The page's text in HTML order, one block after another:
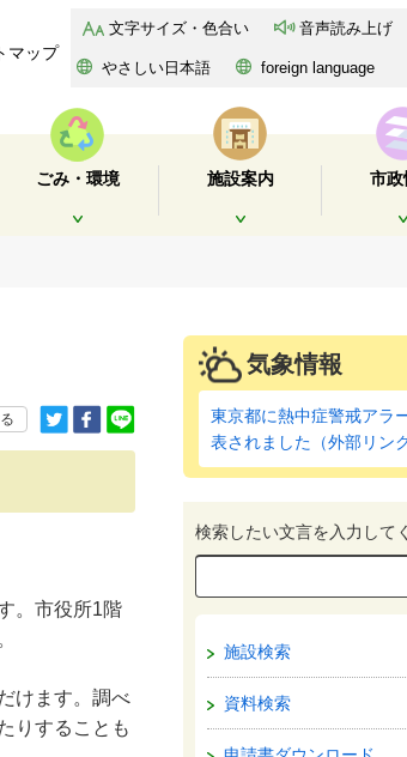
マップ
文字サイズ・色合い 音声読み上げ
やさしい日本語 foreign language
ごみ・環境 施設案内 市政
。市役所1階
けます。調べ
りすることも
気象情報
東京都に熱中症警戒アラ
表されました（外部リンク
検索したい文言を入力して
施設検索
資料検索